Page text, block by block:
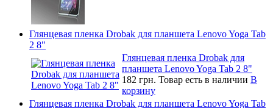
Глянцевая пленка Drobak для планшета Lenovo Yoga Tab
2 8"
Глянцевая пленка Drobak для
планшета Lenovo Yoga Tab 2 8"
182 грн. Товар есть в наличии В
корзину
Глянцевая пленка Drobak для планшета Lenovo Yoga Tab